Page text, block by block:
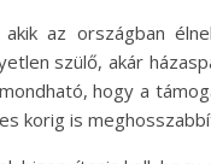
az országban
szülő, akár
hogy a
korig is